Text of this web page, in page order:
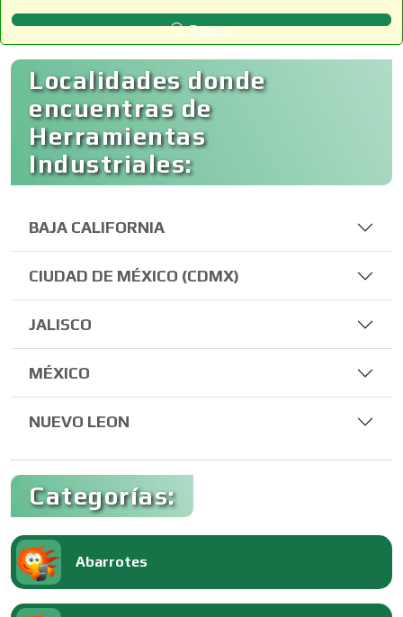
Buscar
Localidades donde
encuentras de
Herramientas
Industriales:
BAJA CALIFORNIA
CIUDAD DE MÉXICO (CDMX)
JALISCO
MÉXICO
NUEVO LEON
Categorías:
Abarrotes